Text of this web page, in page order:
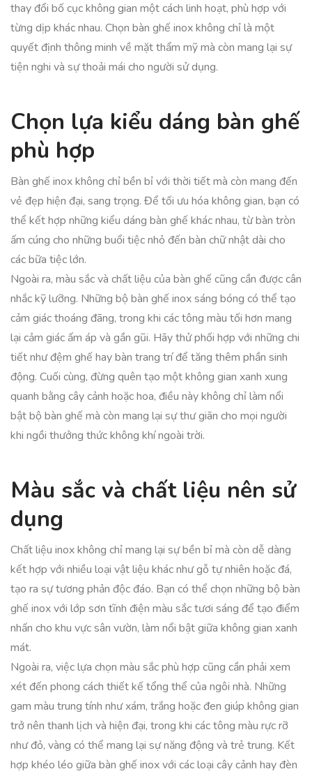
thay đổi bố cục không gian một cách linh hoạt, phù hợp với
từng dịp khác nhau. Chọn bàn ghế inox không chỉ là một
quyết định thông minh về mặt thẩm mỹ mà còn mang lại sự
tiện nghi và sự thoải mái cho người sử dụng.
Chọn lựa kiểu dáng bàn ghế
phù hợp
Bàn ghế inox không chỉ bền bỉ với thời tiết mà còn mang đến
vẻ đẹp hiện đại, sang trọng. Để tối ưu hóa không gian, bạn có
thể kết hợp những kiểu dáng bàn ghế khác nhau, từ bàn tròn
ấm cúng cho những buổi tiệc nhỏ đến bàn chữ nhật dài cho
các bữa tiệc lớn.
Ngoài ra, màu sắc và chất liệu của bàn ghế cũng cần được cân
nhắc kỹ lưỡng. Những bộ bàn ghế inox sáng bóng có thể tạo
cảm giác thoáng đãng, trong khi các tông màu tối hơn mang
lại cảm giác ấm áp và gần gũi. Hãy thử phối hợp với những chi
tiết như đệm ghế hay bàn trang trí để tăng thêm phần sinh
động. Cuối cùng, đừng quên tạo một không gian xanh xung
quanh bằng cây cảnh hoặc hoa, điều này không chỉ làm nổi
bật bộ bàn ghế mà còn mang lại sự thư giãn cho mọi người
khi ngồi thưởng thức không khí ngoài trời.
Màu sắc và chất liệu nên sử
dụng
Chất liệu inox không chỉ mang lại sự bền bỉ mà còn dễ dàng
kết hợp với nhiều loại vật liệu khác như gỗ tự nhiên hoặc đá,
tạo ra sự tương phản độc đáo. Bạn có thể chọn những bộ bàn
ghế inox với lớp sơn tĩnh điện màu sắc tươi sáng để tạo điểm
nhấn cho khu vực sân vườn, làm nổi bật giữa không gian xanh
mát.
Ngoài ra, việc lựa chọn màu sắc phù hợp cũng cần phải xem
xét đến phong cách thiết kế tổng thể của ngôi nhà. Những
gam màu trung tính như xám, trắng hoặc đen giúp không gian
trở nên thanh lịch và hiện đại, trong khi các tông màu rực rỡ
như đỏ, vàng có thể mang lại sự năng động và trẻ trung. Kết
hợp khéo léo giữa bàn ghế inox với các loại cây cảnh hay đèn